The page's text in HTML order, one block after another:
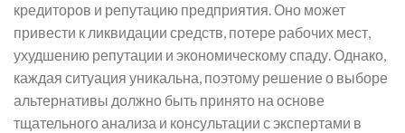
кредиторов и репутацию предприятия. Оно может
привести к ликвидации средств, потере рабочих мест,
ухудшению репутации и экономическому спаду. Однако,
каждая ситуация уникальна, поэтому решение о выборе
альтернативы должно быть принято на основе
тщательного анализа и консультации с экспертами в